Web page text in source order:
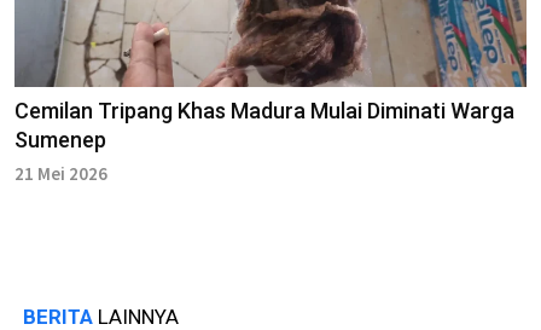
Cemilan Tripang Khas Madura Mulai Diminati Warga
Sumenep
21 Mei 2026
BERITA LAINNYA